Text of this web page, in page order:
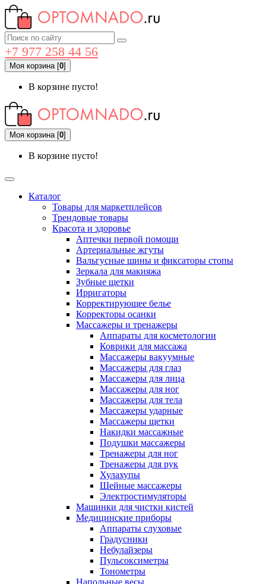
+7 977 258 44 56
Моя корзина[0]
В корзине пусто!
Моя корзина[0]
В корзине пусто!
Каталог
Товары для маркетплейсов
Трендовые товары
Красота и здоровье
Аптечки первой помощи
Артериальные жгуты
Вальгусные шины и фиксаторы стопы
Зеркала для макияжа
Зубные щетки
Ирригаторы
Корректирующее белье
Корректоры осанки
Массажеры и тренажеры
Аппараты для косметологии
Коврики для массажа
Массажеры вакуумные
Массажеры для глаз
Массажеры для лица
Массажеры для ног
Массажеры для тела
Массажеры ударные
Массажеры щетки
Накидки массажные
Подушки массажеры
Тренажеры для ног
Тренажеры для рук
Хулахупы
Шейные массажеры
Электростимуляторы
Машинки для чистки кистей
Медицинские приборы
Аппараты слуховые
Градусники
Небулайзеры
Пульсоксиметры
Тонометры
Напольные весы